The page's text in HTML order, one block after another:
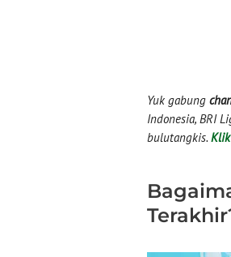
Yuk gabung
Indonesia, BRI
bulutangkis.